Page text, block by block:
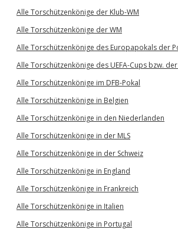
Alle Torschützenkönige der Klub-WM
Alle Torschützenkönige der WM
Alle Torschützenkönige des Europapokals der
Alle Torschützenkönige des UEFA-Cups bzw.
Alle Torschützenkönige im DFB-Pokal
Alle Torschützenkönige in Belgien
Alle Torschützenkönige in den Niederlanden
Alle Torschützenkönige in der MLS
Alle Torschützenkönige in der Schweiz
Alle Torschützenkönige in England
Alle Torschützenkönige in Frankreich
Alle Torschützenkönige in Italien
Alle Torschützenkönige in Portugal